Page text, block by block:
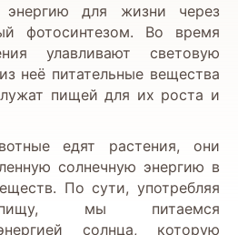
для жизни через
фотосинтезом. Во время
улавливают световую
неё питательные вещества
пищей для их роста и
едят растения, они
солнечную энергию в
По сути, употребляя
пищу, мы питаемся
солнца, которую